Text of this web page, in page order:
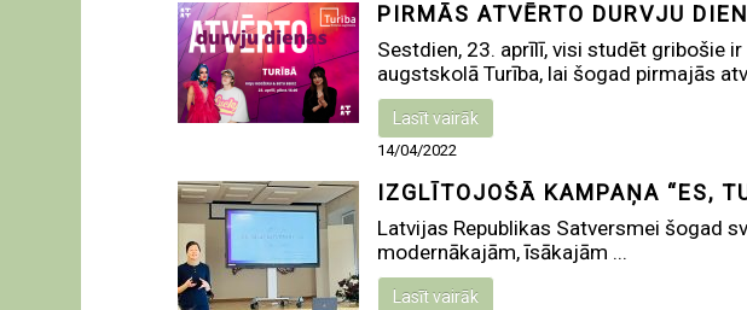
PIRMĀS ATVĒRTO DURVJU
Sestdien, 23. aprīlī, visi studēt gribošie
augstskolā Turība, lai šogad pirmajās
Lasīt vairāk
14/04/2022
IZGLĪTOJOŠĀ KAMPAŅA “ES,
Latvijas Republikas Satversmei šogad
modernākajām, īsākajām ...
Lasīt vairāk